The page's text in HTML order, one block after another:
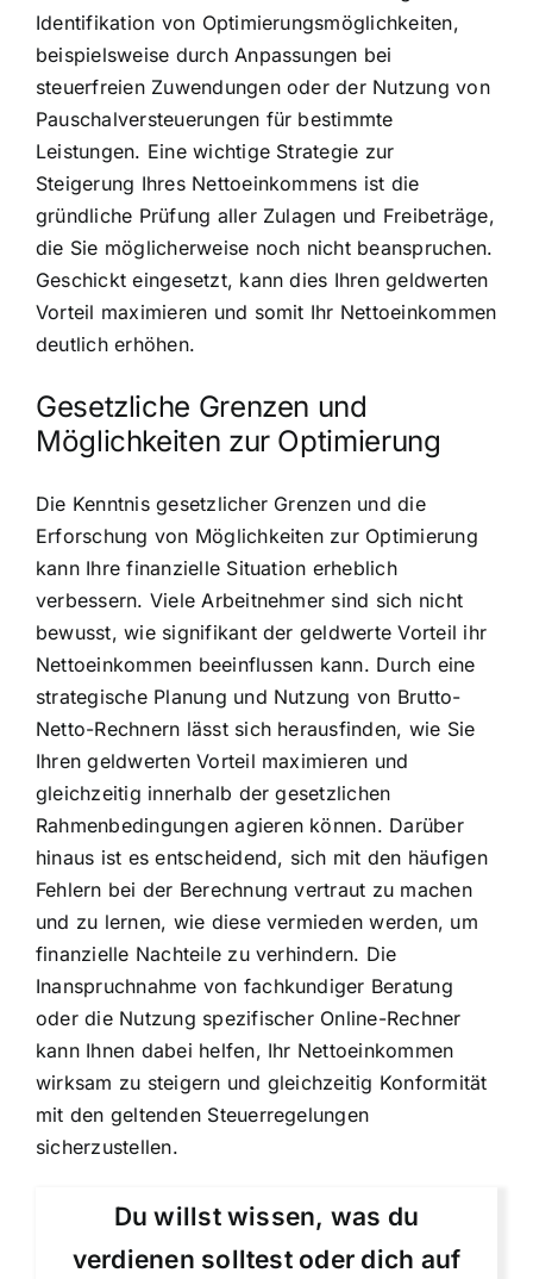
Identifikation von Optimierungsmöglichkeiten,
beispielsweise durch Anpassungen bei
steuerfreien Zuwendungen oder der Nutzung von
Pauschalversteuerungen für bestimmte
Leistungen. Eine wichtige Strategie zur
Steigerung Ihres Nettoeinkommens ist die
gründliche Prüfung aller Zulagen und Freibeträge,
die Sie möglicherweise noch nicht beanspruchen.
Geschickt eingesetzt, kann dies Ihren geldwerten
Vorteil maximieren und somit Ihr Nettoeinkommen
deutlich erhöhen.
Gesetzliche Grenzen und
Möglichkeiten zur Optimierung
Die Kenntnis gesetzlicher Grenzen und die
Erforschung von Möglichkeiten zur Optimierung
kann Ihre finanzielle Situation erheblich
verbessern. Viele Arbeitnehmer sind sich nicht
bewusst, wie signifikant der geldwerte Vorteil ihr
Nettoeinkommen beeinflussen kann. Durch eine
strategische Planung und Nutzung von Brutto-
Netto-Rechnern lässt sich herausfinden, wie Sie
Ihren geldwerten Vorteil maximieren und
gleichzeitig innerhalb der gesetzlichen
Rahmenbedingungen agieren können. Darüber
hinaus ist es entscheidend, sich mit den häufigen
Fehlern bei der Berechnung vertraut zu machen
und zu lernen, wie diese vermieden werden, um
finanzielle Nachteile zu verhindern. Die
Inanspruchnahme von fachkundiger Beratung
oder die Nutzung spezifischer Online-Rechner
kann Ihnen dabei helfen, Ihr Nettoeinkommen
wirksam zu steigern und gleichzeitig Konformität
mit den geltenden Steuerregelungen
sicherzustellen.
Du willst wissen, was du
verdienen solltest oder dich auf